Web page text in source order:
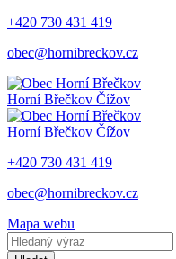
+420 730 431 419
obec@hornibreckov.cz
Horní Břečkov Čížov
Horní Břečkov Čížov
+420 730 431 419
obec@hornibreckov.cz
Mapa webu